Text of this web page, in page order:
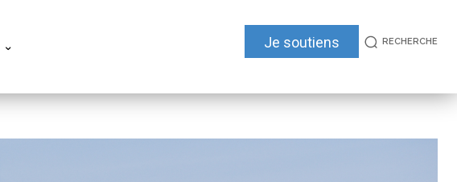
Je soutiens RECHERCHE